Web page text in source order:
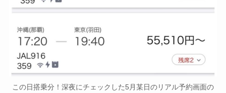
この日搭乗分！深夜にチェックした5月某日のリアル予約画面の